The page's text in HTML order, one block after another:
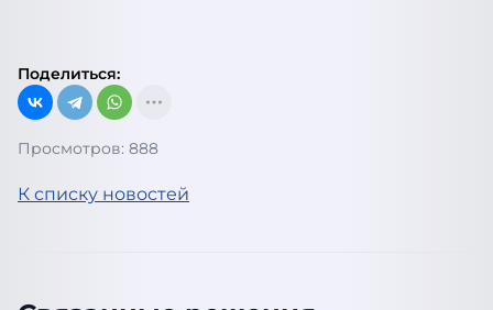
Поделиться:
Просмотров: 888
К списку новостей